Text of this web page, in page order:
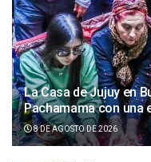
La Casa de Jujuy en
Pachamama con una
8 DE AGOSTO DE 2026